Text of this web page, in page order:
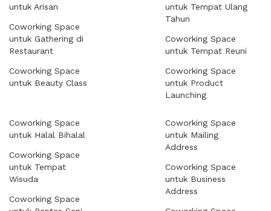
untuk Arisan
Coworking Space
untuk Gathering di
Restaurant
Coworking Space
untuk Beauty Class
untuk Tempat Ulang
Tahun
Coworking Space
untuk Tempat Reuni
Coworking Space
untuk Product
Launching
Coworking Space
untuk Halal Bihalal
Coworking Space
untuk Tempat
Wisuda
Coworking Space
Coworking Space
untuk Mailing
Address
Coworking Space
untuk Business
Address